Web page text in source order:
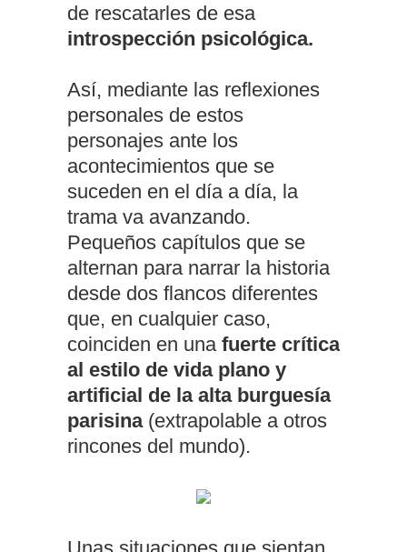
de rescatarles de esa
introspección psicológica.
Así, mediante las reflexiones
personales de estos
personajes ante los
acontecimientos que se
suceden en el día a día, la
trama va avanzando.
Pequeños capítulos que se
alternan para narrar la historia
desde dos flancos diferentes
que, en cualquier caso,
coinciden en una fuerte crítica
al estilo de vida plano y
artificial de la alta burguesía
parisina(extrapolable a otros
rincones del mundo).